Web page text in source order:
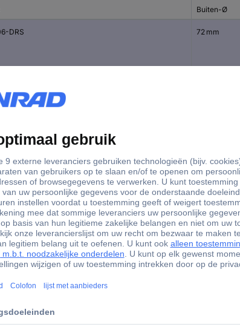
Buiten-Ø
DRS 72 mm
DRS 52 mm
DRS 47 mm